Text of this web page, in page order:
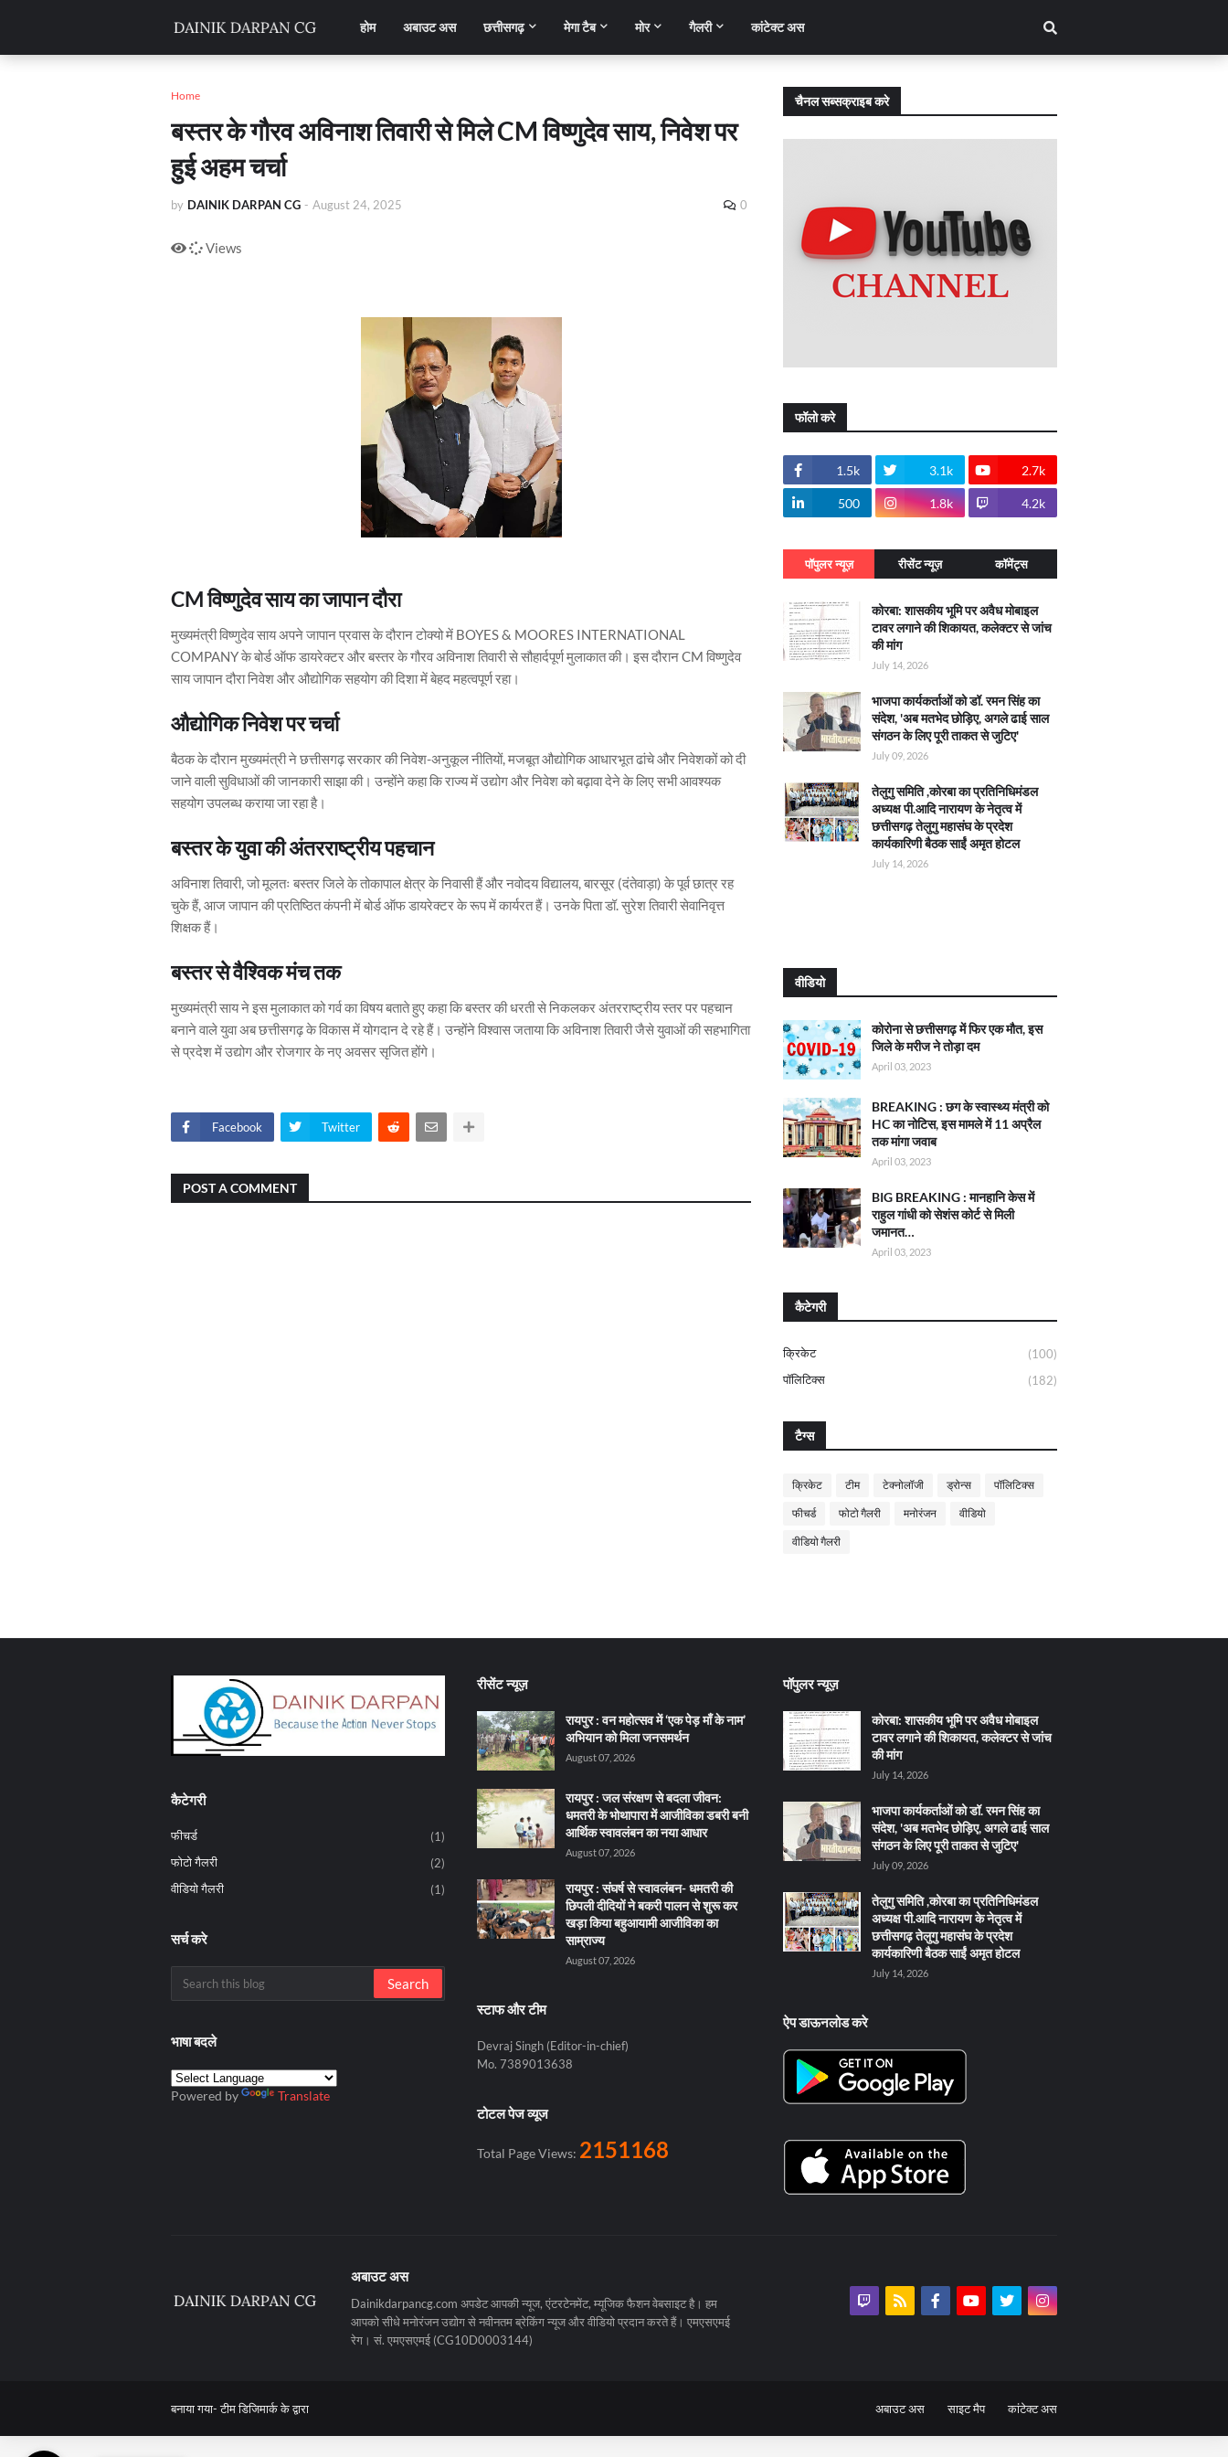
होम अबाउट अस छत्तीसगढ़ मेगा टैब मोर गैलरी कांटेक्ट अस
Home
बस्तर के गौरव अविनाश तिवारी से मिले CM विष्णुदेव साय, निवेश पर
हुई अहम चर्चा
by DAINIK DARPAN CG - August 24, 2025 0
Views
CM विष्णुदेव साय का जापान दौरा
मुख्यमंत्री विष्णुदेव साय अपने जापान प्रवास के दौरान टोक्यो में BOYES & MOORES INTERNATIONAL
COMPANY के बोर्ड ऑफ डायरेक्टर और बस्तर के गौरव अविनाश तिवारी से सौहार्दपूर्ण मुलाकात की। इस दौरान CM विष्णुदेव
साय जापान दौरा निवेश और औद्योगिक सहयोग की दिशा में बेहद महत्वपूर्ण रहा।
औद्योगिक निवेश पर चर्चा
बैठक के दौरान मुख्यमंत्री ने छत्तीसगढ़ सरकार की निवेश-अनुकूल नीतियों, मजबूत औद्योगिक आधारभूत ढांचे और निवेशकों को दी
जाने वाली सुविधाओं की जानकारी साझा की। उन्होंने कहा कि राज्य में उद्योग और निवेश को बढ़ावा देने के लिए सभी आवश्यक
सहयोग उपलब्ध कराया जा रहा है।
बस्तर के युवा की अंतरराष्ट्रीय पहचान
अविनाश तिवारी, जो मूलतः बस्तर जिले के तोकापाल क्षेत्र के निवासी हैं और नवोदय विद्यालय, बारसूर (दंतेवाड़ा) के पूर्व छात्र रह
चुके हैं, आज जापान की प्रतिष्ठित कंपनी में बोर्ड ऑफ डायरेक्टर के रूप में कार्यरत हैं। उनके पिता डॉ. सुरेश तिवारी सेवानिवृत्त
शिक्षक हैं।
बस्तर से वैश्विक मंच तक
मुख्यमंत्री साय ने इस मुलाकात को गर्व का विषय बताते हुए कहा कि बस्तर की धरती से निकलकर अंतरराष्ट्रीय स्तर पर पहचान
बनाने वाले युवा अब छत्तीसगढ़ के विकास में योगदान दे रहे हैं। उन्होंने विश्वास जताया कि अविनाश तिवारी जैसे युवाओं की सहभागिता
से प्रदेश में उद्योग और रोजगार के नए अवसर सृजित होंगे।
Facebook Twitter
POST A COMMENT
चैनल सब्सक्राइब करे
फॉलो करे
1.5k 3.1k 2.7k
500 1.8k 4.2k
पॉपुलर न्यूज़ रीसेंट न्यूज़ कॉमेंट्स
कोरबा: शासकीय भूमि पर अवैध मोबाइल
टावर लगाने की शिकायत, कलेक्टर से जांच
की मांग
July 14, 2026
भाजपा कार्यकर्ताओं को डॉ. रमन सिंह का
संदेश, 'अब मतभेद छोड़िए, अगले ढाई साल
संगठन के लिए पूरी ताकत से जुटिए'
July 09, 2026
तेलुगु समिति ,कोरबा का प्रतिनिधिमंडल
अध्यक्ष पी.आदि नारायण के नेतृत्व में
छत्तीसगढ़ तेलुगु महासंघ के प्रदेश
कार्यकारिणी बैठक साईं अमृत होटल
July 14, 2026
वीडियो
कोरोना से छत्तीसगढ़ में फिर एक मौत, इस
जिले के मरीज ने तोड़ा दम
April 03, 2023
BREAKING : छग के स्वास्थ्य मंत्री को
HC का नोटिस, इस मामले में 11 अप्रैल
तक मांगा जवाब
April 03, 2023
BIG BREAKING : मानहानि केस में
राहुल गांधी को सेशंस कोर्ट से मिली
जमानत…
April 03, 2023
कैटेगरी
क्रिकेट
(100)
पॉलिटिक्स
(182)
टैग्स
क्रिकेट टीम टेक्नोलॉजी ड्रोन्स पॉलिटिक्स
फीचर्ड फोटो गैलरी मनोरंजन वीडियो
वीडियो गैलरी
कैटेगरी
फीचर्ड
(1)
फोटो गैलरी
(2)
वीडियो गैलरी
(1)
सर्च करे
भाषा बदले
Powered by Translate
रीसेंट न्यूज़
रायपुर : वन महोत्सव में ‘एक पेड़ माँ के नाम’
अभियान को मिला जनसमर्थन
August 07, 2026
रायपुर : जल संरक्षण से बदला जीवन:
धमतरी के भोथापारा में आजीविका डबरी बनी
आर्थिक स्वावलंबन का नया आधार
August 07, 2026
रायपुर : संघर्ष से स्वावलंबन- धमतरी की
छिपली दीदियों ने बकरी पालन से शुरू कर
खड़ा किया बहुआयामी आजीविका का
साम्राज्य
August 07, 2026
स्टाफ और टीम
Devraj Singh (Editor-in-chief)
Mo. 7389013638
टोटल पेज व्यूज
Total Page Views: 2151168
पॉपुलर न्यूज़
कोरबा: शासकीय भूमि पर अवैध मोबाइल
टावर लगाने की शिकायत, कलेक्टर से जांच
की मांग
July 14, 2026
भाजपा कार्यकर्ताओं को डॉ. रमन सिंह का
संदेश, 'अब मतभेद छोड़िए, अगले ढाई साल
संगठन के लिए पूरी ताकत से जुटिए'
July 09, 2026
तेलुगु समिति ,कोरबा का प्रतिनिधिमंडल
अध्यक्ष पी.आदि नारायण के नेतृत्व में
छत्तीसगढ़ तेलुगु महासंघ के प्रदेश
कार्यकारिणी बैठक साईं अमृत होटल
July 14, 2026
ऐप डाऊनलोड करे
अबाउट अस
Dainikdarpancg.com अपडेट आपकी न्यूज, एंटरटेनमेंट, म्यूजिक फैशन वेबसाइट है। हम
आपको सीधे मनोरंजन उद्योग से नवीनतम ब्रेकिंग न्यूज और वीडियो प्रदान करते हैं। एमएसएमई
रेग। सं. एमएसएमई (CG10D0003144)
बनाया गया-टीम डिजिमार्क के द्वारा अबाउट अस साइट मैप कांटेक्ट अस